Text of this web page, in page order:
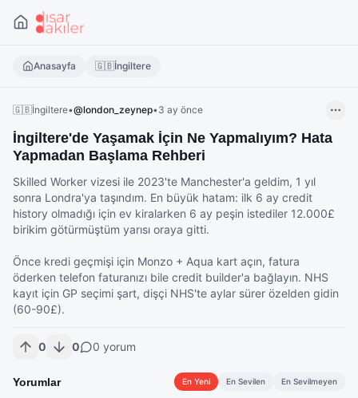
Anasayfa 🇬🇧İngiltere
🇬🇧İngiltere•@london_zeynep•3 ay önce
İngiltere'de Yaşamak İçin Ne Yapmalıyım? Hata
Yapmadan Başlama Rehberi
Skilled Worker vizesi ile 2023'te Manchester'a geldim, 1 yıl
sonra Londra'ya taşındım. En büyük hatam: ilk 6 ay credit
history olmadığı için ev kiralarken 6 ay peşin istediler 12.000£
birikim götürmüştüm yarısı oraya gitti.
Önce kredi geçmişi için Monzo + Aqua kart açın, fatura
öderken telefon faturanızı bile credit builder'a bağlayın. NHS
kayıt için GP seçimi şart, dişçi NHS'te aylar sürer özelden gidin
(60-90£).
0 0 0 yorum
Yorumlar En Yeni En Sevilen En Sevilmeyen